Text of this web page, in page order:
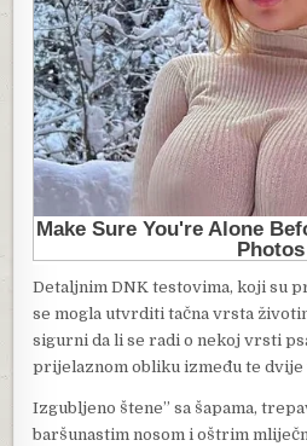
Detaljnim DNK testovima, koji su
se mogla utvrditi tačna vrsta
sigurni da li se radi o nekoj vrsti
prijelaznom obliku između te
Izgubljeno štene” sa šapama,
baršunastim nosom i oštrim